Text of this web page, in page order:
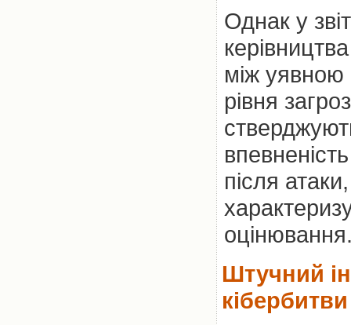
Однак у
між уявною
рівня
після
Штучний
кібербитви